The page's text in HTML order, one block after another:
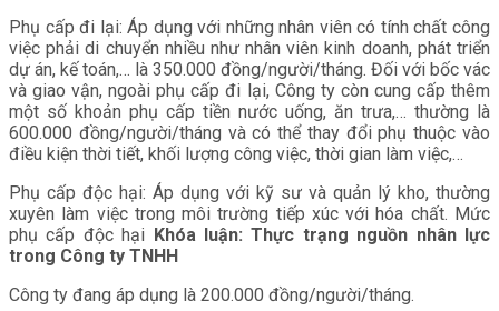
Phụ cấp đi lại: Áp dụng với những nhân viên có tính chất công
việc phải di chuyển nhiều như nhân viên kinh doanh, phát triển
dự án, kế toán,… là 350.000 đồng/người/tháng. Đối với bốc vác
và giao vận, ngoài phụ cấp đi lại, Công ty còn cung cấp thêm
một số khoản phụ cấp tiền nước uống, ăn trưa,… thường là
600.000 đồng/người/tháng và có thể thay đổi phụ thuộc vào
điều kiện thời tiết, khối lượng công việc, thời gian làm việc,…
Phụ cấp độc hại: Áp dụng với kỹ sư và quản lý kho, thường
xuyên làm việc trong môi trường tiếp xúc với hóa chất. Mức
phụ cấp độc hại Khóa luận: Thực trạng nguồn nhân lực
trong Công ty TNHH
Công ty đang áp dụng là 200.000 đồng/người/tháng.